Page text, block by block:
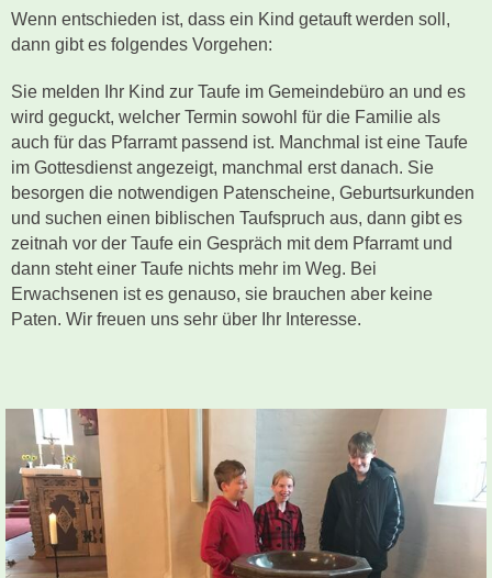
Wenn entschieden ist, dass ein Kind getauft werden soll,
dann gibt es folgendes Vorgehen:
Sie melden Ihr Kind zur Taufe im Gemeindebüro an und es
wird geguckt, welcher Termin sowohl für die Familie als
auch für das Pfarramt passend ist. Manchmal ist eine Taufe
im Gottesdienst angezeigt, manchmal erst danach. Sie
besorgen die notwendigen Patenscheine, Geburtsurkunden
und suchen einen biblischen Taufspruch aus, dann gibt es
zeitnah vor der Taufe ein Gespräch mit dem Pfarramt und
dann steht einer Taufe nichts mehr im Weg. Bei
Erwachsenen ist es genauso, sie brauchen aber keine
Paten. Wir freuen uns sehr über Ihr Interesse.